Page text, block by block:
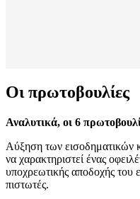
Οι πρωτοβουλίες
Αναλυτικά, οι 6
Αύξηση των εισοδηματικών
να χαρακτηριστεί ένας
υποχρεωτικής αποδοχής του
πιστωτές.